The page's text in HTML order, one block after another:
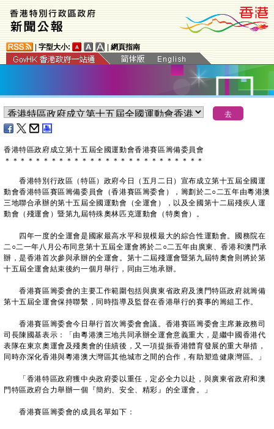
字型大小: 網頁指南
香港特區政府成立第十五屆全國運動會香港賽區籌備委員會
＊ ＊ ＊ ＊ ＊ ＊ ＊ ＊ ＊ ＊ ＊ ＊ ＊ ＊ ＊ ＊ ＊ ＊ ＊ ＊ ＊ ＊ ＊ ＊ ＊ ＊
香港特別行政區（特區）政府今日（五月二日）宣布成立第十五屆全國運
動會香港特區賽區籌備委員會（香港賽區籌委會），籌劃於二○二五年由粵港澳
三地聯合承辦的第十五屆全國運動會（全運會），以及全國第十二屆殘疾人運
動會（殘運會）暨第九屆特殊奧林匹克運動會（特奧會）。
四年一度的全運會是國家最高水平和規模最大的綜合性運動會。國務院在
二○二一年八月公布同意第十五屆全運會將於二○二五年由廣東、香港和澳門承
辦，是香港首次參與承辦的全運會。第十二屆殘運會暨第九屆特奧會則將於第
十五屆全運會結束後約一個月舉行，同由三地承辦。
香港賽區籌委會的主要工作範圍包括與廣東省政府及澳門特區政府就籌備
第十五屆全運會保持聯繫，同時指導及監督在香港舉行的賽事的籌組工作。
香港賽區籌委會今日舉行首次籌委會會議。香港賽區籌委會主席兼政務司
司長陳國基表示：「由粵港澳三地共同承辦全運會意義重大，是繼中國香港代
表隊在東京奧運會及殘奧會的佳績後，又一項提振香港體育發展的重大舉措，
同時亦深化香港與粵港澳大灣區其他城市之間的合作，有助塑造健康灣區。」
「香港特區政府獲中央政府委以重任，定必全力以赴，與廣東省政府和澳
門特區政府合力舉辦一個『簡約、安全、精彩』的全運會。」
香港賽區籌委會的成員名單如下：